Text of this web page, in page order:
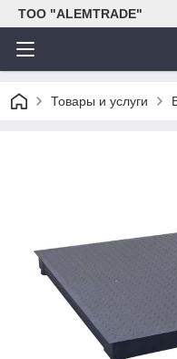
ТОО "ALEMTRADE"
Товары и услуги